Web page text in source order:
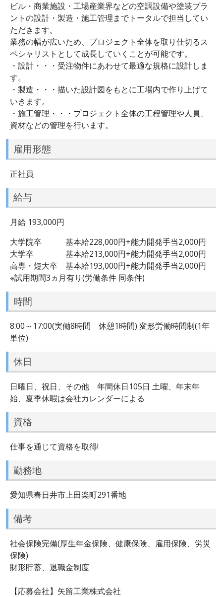
ビル・商業施設・工場産業界などの空調設備や塗装プラ
ントの設計・製造・施工管理までトータルで担当してい
ただきます。
業務の幅が広いため、プロジェクト全体を取り仕切るス
ペシャリストとして成長していくことが可能です。
・設計・・・受注物件にあわせて最適な規格に設計しま
す。
・製造・・・描いた設計図をもとに工場内で作り上げて
いきます。
・施工管理・・・プロジェクト全体の工程管理や人員、
資材などの管理を行います。
雇用形態
正社員
給与
月給 193,000円
大学院卒 基本給228,000円+能力開発手当2,000円
大学卒 基本給213,000円+能力開発手当2,000円
高専・短大卒 基本給193,000円+能力開発手当2,000円
※試用期間3ヵ月有り(労働条件 同条件)
時間
8:00～17:00(実働8時間 休憩1時間) 変形労働時間制(1年
単位)
休日
日曜日、祝日、その他 年間休日105日 土曜、年末年
始、夏季休暇は会社カレンダーによる
資格
仕事を通じて資格を取得!
勤務地
愛知県春日井市上田楽町291番地
備考
社会保険完備(厚生年金保険、健康保険、雇用保険、労災
保険)
財形貯蓄、退職金制度
【応募会社】矢留工業株式会社